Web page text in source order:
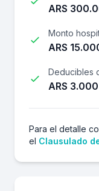
ARS
Monto
ARS
Deducibles
ARS 3.000
Para el detalle
el Clausulado